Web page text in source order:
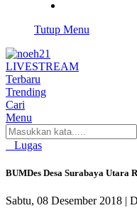
Tutup Menu
LIVESTREAM
Terbaru
Trending
Cari
Menu
Lugas
BUMDes Desa Surabaya Utara
Sabtu, 08 Desember 2018 |